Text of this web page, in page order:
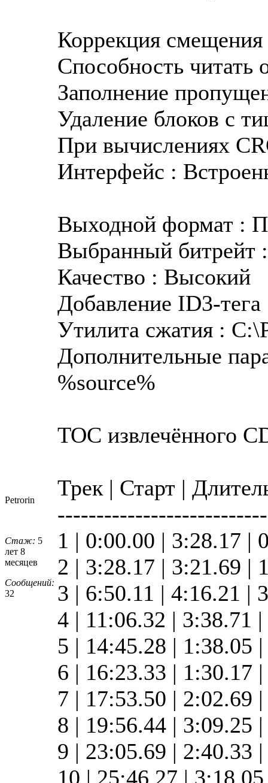
Petrorin
Стаж: 5
лет 8
месяцев
Сообщений:
32
Коррекция
Способность читать
Заполнение
Удаление блоков с
При вычислениях
Интерфейс :
Выходной формат :
Выбранный битрейт
Качество : Высокий
Добавление ID3-
Утилита сжатия :
Дополнительные
%source%
TOC извлечённого
Трек | Старт |
1 | 0:00.00 | 3:28.17 |
2 | 3:28.17 | 3:21.69 |
3 | 6:50.11 | 4:16.21 |
4 | 11:06.32 | 3:38.71
5 | 14:45.28 | 1:38.05
6 | 16:23.33 | 1:30.17
7 | 17:53.50 | 2:02.69
8 | 19:56.44 | 3:09.25
9 | 23:05.69 | 2:40.33
10 | 25:46.27 |